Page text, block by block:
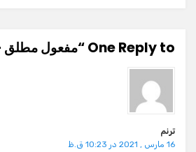
One Reply to “مفعول مطلق – مفعول فیه”
ترنم
16 مارس , 2021 در 10:23 ق.ظ